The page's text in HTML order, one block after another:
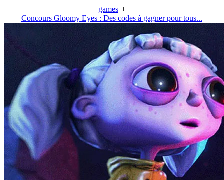
games +
Concours Gloomy Eyes : Des codes à gagner pour tous...